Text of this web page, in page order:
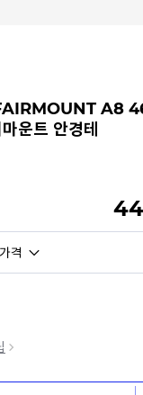
A8
운트 안경테
격